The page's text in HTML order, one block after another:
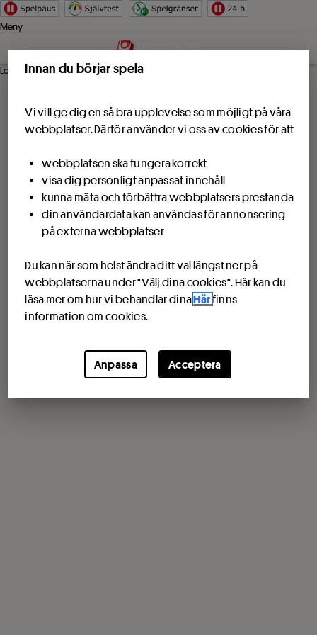
Hoppa till innehåll
Meny
Logga inInnan du börjar spela
Vi vill ge dig en så bra upplevelse som möjligt på våra
webbplatser. Därför använder vi oss av cookies för att
webbplatsen ska fungera korrekt
visa dig personligt anpassat innehåll
kunna mäta och förbättra webbplatsers prestanda
din användardata kan användas för annonsering
på externa webbplatser
Du kan när som helst ändra ditt val längst ner på
webbplatserna under "Välj dina cookies". Här kan du
läsa mer om hur vi behandlar dinaHär finns
information om cookies.
Anpassa Acceptera